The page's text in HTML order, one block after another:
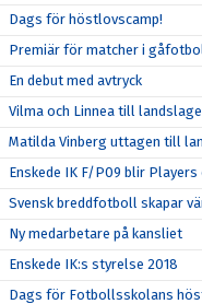
Dags för höstlovscamp!
Premiär för matcher i
En debut med avtryck
Vilma och Linnea till
Matilda Vinberg uttagen till
Enskede IK F/P09 blir
Svensk breddfotboll skapar
Ny medarbetare på kansliet
Enskede IK:s styrelse 2018
Dags för Fotbollsskolans